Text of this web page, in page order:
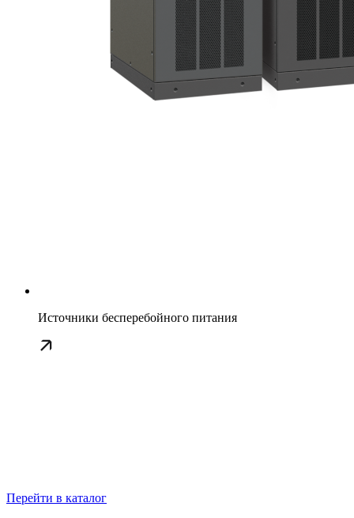
Источники бесперебойного питания
Перейти в каталог